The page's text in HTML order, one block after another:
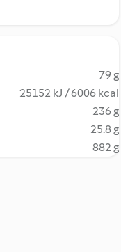
79 g
25152 kJ / 6006 kcal
236 g
25.8 g
882 g